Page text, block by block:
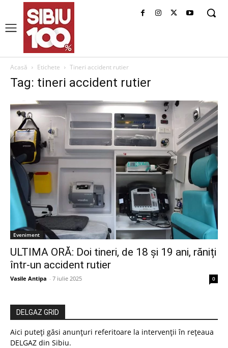
Acasă Etichete Tineri accident rutier
Tag: tineri accident rutier
Eveniment
ULTIMA ORĂ: Doi tineri, de 18 și 19 ani, răniți
într-un accident rutier
Vasile Antipa - 7 iulie 2025 0
DELGAZ GRID
Aici puteți găsi anunțuri referitoare la intervenții în rețeaua
DELGAZ din Sibiu.